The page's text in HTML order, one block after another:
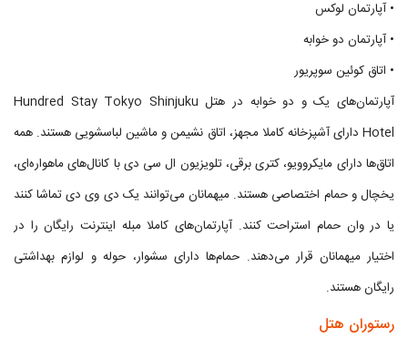
• آپارتمان لوکس
• آپارتمان دو خوابه
• اتاق کوئین سوپریور
آپارتمان‌های یک و دو خوابه در هتل Hundred Stay Tokyo Shinjuku
Hotel دارای آشپزخانه کاملا مجهز، اتاق نشیمن و ماشین لباسشویی هستند. همه
اتاق‌ها دارای مایکروویو، کتری برقی، تلویزیون ال سی دی با کانال‌های ماهواره‌ای،
یخچال و حمام اختصاصی هستند. میهمانان می‌توانند یک دی وی دی تماشا کنند
یا در وان حمام استراحت کنند. آپارتمان‌های کاملا مبله اینترنت رایگان را در
اختیار میهمانان قرار می‌دهند. حمام‌ها دارای سشوار، حوله و لوازم بهداشتی
رایگان هستند.
رستوران هتل